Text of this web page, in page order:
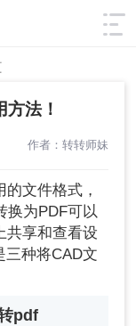
筛选
法！
作者：转转师妹
文件格式，
换为PDF可以
共享和查看设
三种将CAD文
pdf